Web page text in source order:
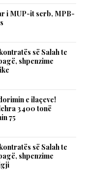
i MUP-it serb, MPB-
së Salah te
shpenzime
e ilaçeve!
3400 tonë
75
së Salah te
shpenzime